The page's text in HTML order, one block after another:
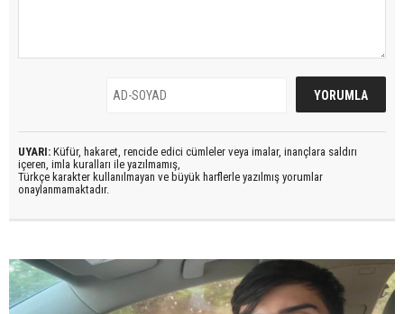
UYARI: Küfür, hakaret, rencide edici cümleler veya imalar, inançlara saldırı
içeren, imla kuralları ile yazılmamış,
Türkçe karakter kullanılmayan ve büyük harflerle yazılmış yorumlar
onaylanmamaktadır.